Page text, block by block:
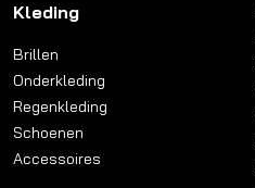
Kleding
Brillen
Onderkleding
Regenkleding
Schoenen
Accessoires